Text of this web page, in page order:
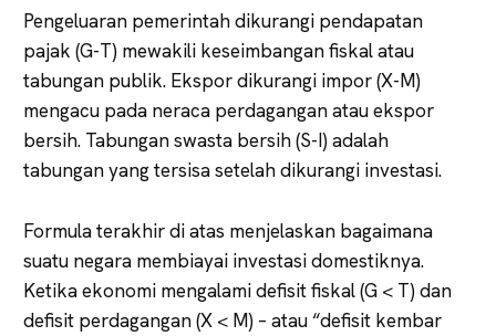
Pengeluaran pemerintah dikurangi pendapatan
pajak (G-T) mewakili keseimbangan fiskal atau
tabungan publik. Ekspor dikurangi impor (X-M)
mengacu pada neraca perdagangan atau ekspor
bersih. Tabungan swasta bersih (S-I) adalah
tabungan yang tersisa setelah dikurangi investasi.
Formula terakhir di atas menjelaskan bagaimana
suatu negara membiayai investasi domestiknya.
Ketika ekonomi mengalami defisit fiskal (G < T) dan
defisit perdagangan (X < M) – atau “defisit kembar